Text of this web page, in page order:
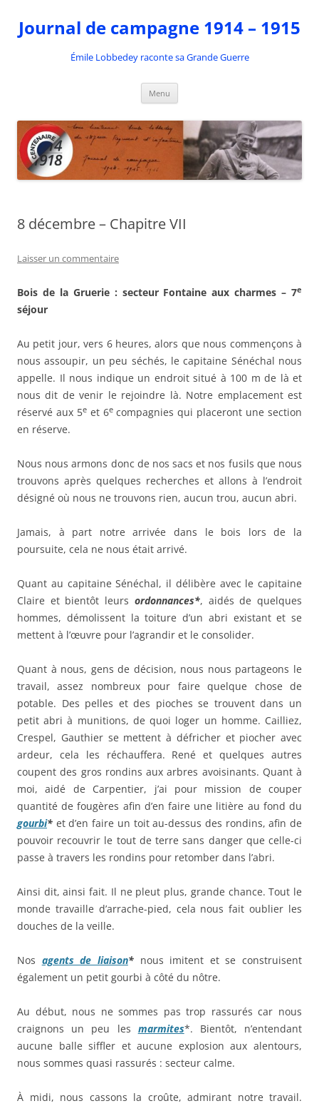
contenu
Journal de campagne 1914 – 1915
Émile Lobbedey raconte sa Grande Guerre
Menu
8 décembre – Chapitre VII
Laisser un commentaire
Bois de la Gruerie : secteur Fontaine aux charmes – 7e
séjour
Au petit jour, vers 6 heures, alors que nous commençons à
nous assoupir, un peu séchés, le capitaine Sénéchal nous
appelle. Il nous indique un endroit situé à 100 m de là et
nous dit de venir le rejoindre là. Notre emplacement est
réservé aux 5eet 6ecompagnies qui placeront une section
en réserve.
Nous nous armons donc de nos sacs et nos fusils que nous
trouvons après quelques recherches et allons à l’endroit
désigné où nous ne trouvons rien, aucun trou, aucun abri.
Jamais, à part notre arrivée dans le bois lors de la
poursuite, cela ne nous était arrivé.
Quant au capitaine Sénéchal, il délibère avec le capitaine
Claire et bientôt leurs ordonnances*, aidés de quelques
hommes, démolissent la toiture d’un abri existant et se
mettent à l’œuvre pour l’agrandir et le consolider.
Quant à nous, gens de décision, nous nous partageons le
travail, assez nombreux pour faire quelque chose de
potable. Des pelles et des pioches se trouvent dans un
petit abri à munitions, de quoi loger un homme. Cailliez,
Crespel, Gauthier se mettent à défricher et piocher avec
ardeur, cela les réchauffera. René et quelques autres
coupent des gros rondins aux arbres avoisinants. Quant à
moi, aidé de Carpentier, j’ai pour mission de couper
quantité de fougères afin d’en faire une litière au fond du
gourbi* et d’en faire un toit au-dessus des rondins, afin de
pouvoir recouvrir le tout de terre sans danger que celle-ci
passe à travers les rondins pour retomber dans l’abri.
Ainsi dit, ainsi fait. Il ne pleut plus, grande chance. Tout le
monde travaille d’arrache-pied, cela nous fait oublier les
douches de la veille.
Nos agents de liaison*nous imitent et se construisent
également un petit gourbi à côté du nôtre.
Au début, nous ne sommes pas trop rassurés car nous
craignons un peu les marmites*. Bientôt, n’entendant
aucune balle siffler et aucune explosion aux alentours,
nous sommes quasi rassurés : secteur calme.
À midi, nous cassons la croûte, admirant notre travail.